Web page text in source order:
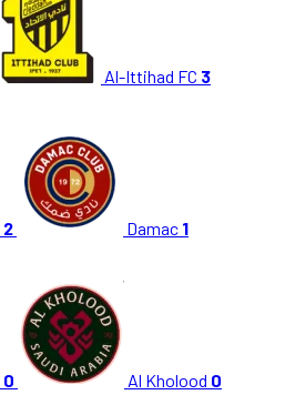
Al-Ittihad FC 3
2 Damac 1
0 Al Kholood 0